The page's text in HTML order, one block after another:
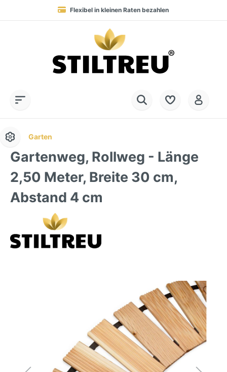
Flexibel in kleinen Raten bezahlen
Blitzversand in 1-2 Werktagen nach DE, AT & NL
+49 (0) 28 32 - 408 990 0
Dauerhaft hohe Warenverfügbarkeit
SSL-verschlüsselt online einkaufen
Garten
Gartenweg, Rollweg - Länge
2,50 Meter, Breite 30 cm,
Abstand 4 cm